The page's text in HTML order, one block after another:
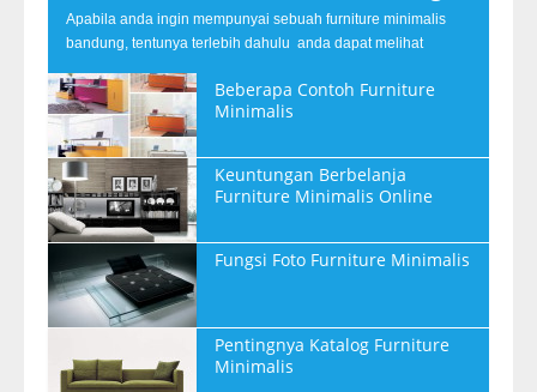
Apabila anda ingin mempunyai sebuah furniture minimalis
bandung, tentunya terlebih dahulu anda dapat melihat
Beberapa Contoh Furniture
Minimalis
Keuntungan Berbelanja
Furniture Minimalis Online
Fungsi Foto Furniture Minimalis
Pentingnya Katalog Furniture
Minimalis